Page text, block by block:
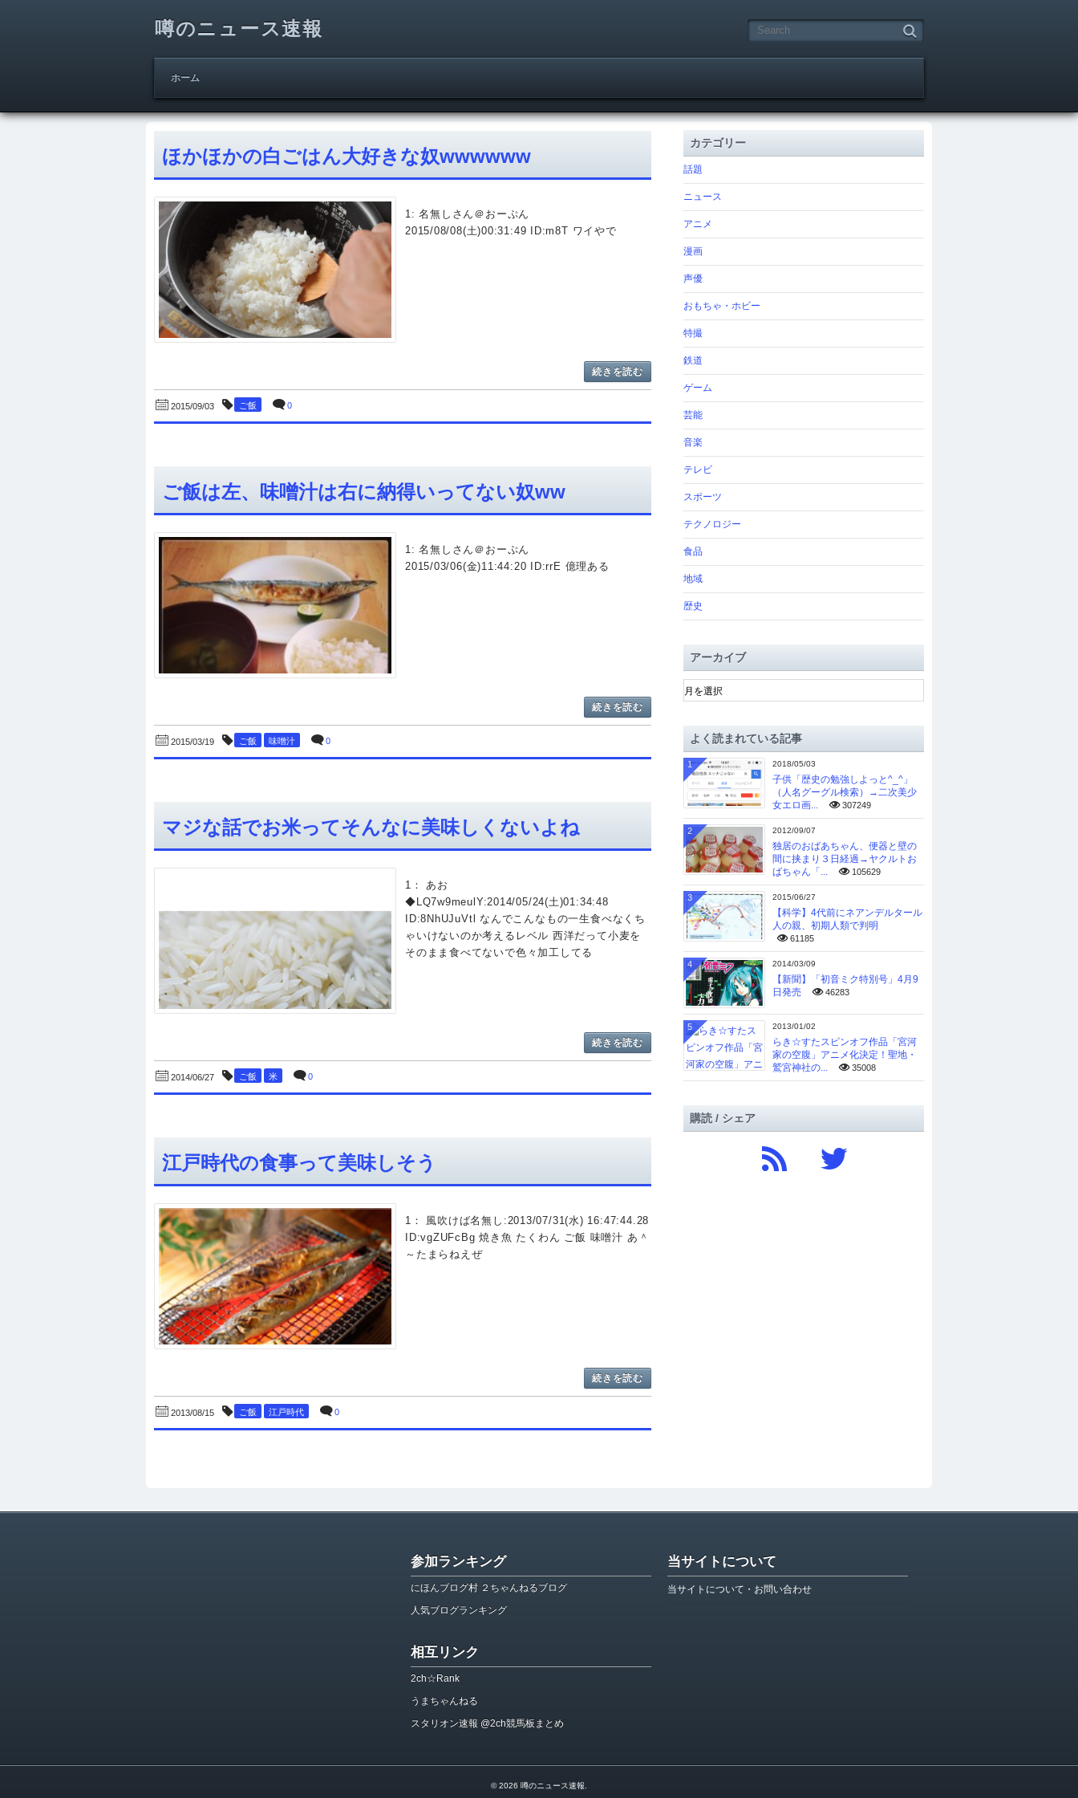
噂のニュース速報
ホーム
ほかほかの白ごはん大好きな奴wwwwww
1: 名無しさん＠おーぷん
2015/08/08(土)00:31:49 ID:m8T ワイやで
続きを読む
2015/09/03 ご飯 0
ご飯は左、味噌汁は右に納得いってない奴ww
1: 名無しさん＠おーぷん
2015/03/06(金)11:44:20 ID:rrE 億理ある
続きを読む
2015/03/19 ご飯 味噌汁 0
マジな話でお米ってそんなに美味しくないよね
1： あお
◆LQ7w9meulY:2014/05/24(土)01:34:48
ID:8NhUJuVtl なんでこんなもの一生食べなくち
ゃいけないのか考えるレベル 西洋だって小麦を
そのまま食べてないで色々加工してる
続きを読む
2014/06/27 ご飯 米 0
江戸時代の食事って美味しそう
1： 風吹けば名無し:2013/07/31(水) 16:47:44.28
ID:vgZUFcBg 焼き魚 たくわん ご飯 味噌汁 あ＾
～たまらねえぜ
続きを読む
2013/08/15 ご飯 江戸時代 0
カテゴリー
話題
ニュース
アニメ
漫画
声優
おもちゃ・ホビー
特撮
鉄道
ゲーム
芸能
音楽
テレビ
スポーツ
テクノロジー
食品
地域
歴史
アーカイブ
ア
ー
ブよく読まれている記事
2018/05/03
子供「歴史の勉強しよっと^_^」
（人名グーグル検索）→二次美少
女エロ画...
307249
1
2012/09/07
独居のおばあちゃん、便器と壁の
間に挟まり３日経過→ヤクルトお
ばちゃん「...
105629
2
2015/06/27
【科学】4代前にネアンデルタール
人の親、初期人類で判明
61185
3
2014/03/09
【新聞】「初音ミク特別号」4月9
日発売
46283
4
2013/01/02
らき☆すたスピンオフ作品「宮河
家の空腹」アニメ化決定！聖地・
鷲宮神社の...
35008
5
購読 / シェア
参加ランキング
にほんブログ村 ２ちゃんねるブログ
人気ブログランキング
相互リンク
2ch☆Rank
うまちゃんねる
スタリオン速報 @2ch競馬板まとめ
当サイトについて
当サイトについて・お問い合わせ
© 2026 噂のニュース速報